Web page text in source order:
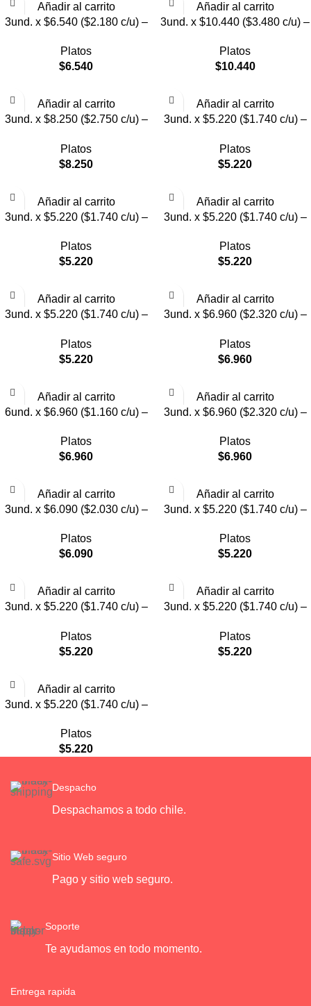
Añadir al carrito
3und. x $6.540 ($2.180 c/u) –
con Diseño Decorativo
Platos
$6.540
Añadir al carrito
3und. x $10.440 ($3.480 c/u) –
con Bowl de Acero
Platos
$10.440
Añadir al carrito
3und. x $8.250 ($2.750 c/u) –
con Diseño de Gatos
Platos
$8.250
Añadir al carrito
3und. x $5.220 ($1.740 c/u) –
Texturizado
Platos
$5.220
Añadir al carrito
3und. x $5.220 ($1.740 c/u) –
Diseño Pastel
Platos
$5.220
Añadir al carrito
3und. x $5.220 ($1.740 c/u) –
con Diseños Estampados
Platos
$5.220
Añadir al carrito
3und. x $5.220 ($1.740 c/u) –
con Diseño
Platos
$5.220
Añadir al carrito
3und. x $6.960 ($2.320 c/u) –
con Patitas
Platos
$6.960
Añadir al carrito
6und. x $6.960 ($1.160 c/u) –
Platos
$6.960
Añadir al carrito
3und. x $6.960 ($2.320 c/u) –
Pollito
Platos
$6.960
Añadir al carrito
3und. x $6.090 ($2.030 c/u) –
Platos
$6.090
Añadir al carrito
3und. x $5.220 ($1.740 c/u) –
Platos
$5.220
Añadir al carrito
3und. x $5.220 ($1.740 c/u) –
Platos
$5.220
Añadir al carrito
3und. x $5.220 ($1.740 c/u) –
Platos
$5.220
Añadir al carrito
3und. x $5.220 ($1.740 c/u) –
Platos
$5.220
Despacho
Despachamos a todo chile.
Sitio Web seguro
Pago y sitio web seguro.
Soporte
Te ayudamos en todo momento.
Entrega rapida